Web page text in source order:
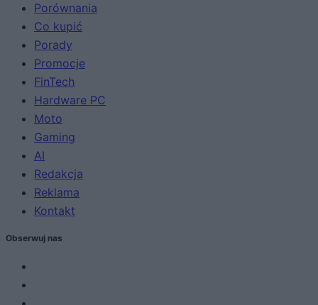
Porównania
Co kupić
Porady
Promocje
FinTech
Hardware PC
Moto
Gaming
AI
Redakcja
Reklama
Kontakt
Obserwuj nas